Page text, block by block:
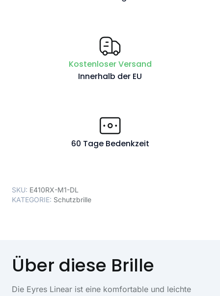
Kostenloser Versand
Innerhalb der EU
60 Tage Bedenkzeit
SKU: E410RX-M1-DL
KATEGORIE: Schutzbrille
Über diese Brille
Die Eyres Linear ist eine komfortable und leichte